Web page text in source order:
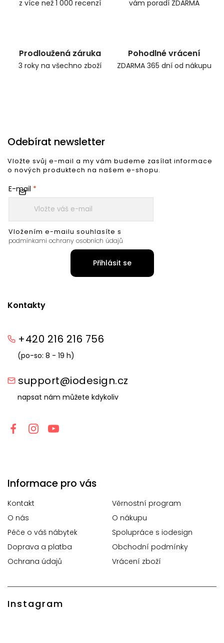
z více než 1 000 recenzí vám poradí ZDARMA
Prodloužená záruka
3 roky na všechno zboží
Pohodlné vrácení
ZDARMA 365 dní od nákupu
Kontakty
+420 216 216 756
(po-so: 8 - 19 h)
support@iodesign.cz
napsat nám můžete kdykoliv
Informace pro vás
Kontakt
Věrnostní program
O nás
O nákupu
Péče o váš nábytek
Spolupráce s iodesign
Doprava a platba
Obchodní podmínky
Ochrana údajů
Vrácení zboží
Instagram
Odebírat newsletter
Vložte svůj e-mail a my vám budeme zasílat informace
o nových produktech na našem e-shopu.
E-mail
Vložením e-mailu souhlasíte s
podmínkami ochrany osobních údajů
Přihlásit se